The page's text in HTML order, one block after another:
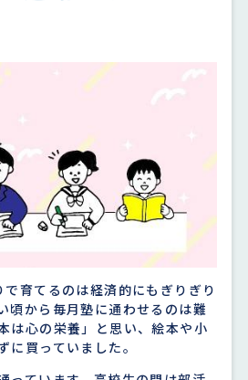
育てるのは経済的にもぎりぎり
頃から毎月塾に通わせるのは難
は心の栄養」と思い、絵本や小
に買っていました。